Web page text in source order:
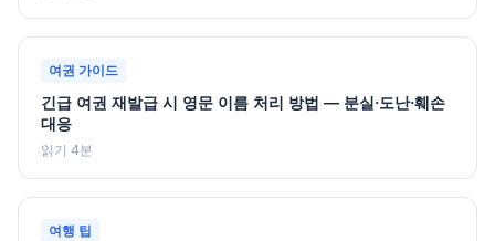
여권 가이드
긴급 여권 재발급 시 영문 이름 처리 방법 — 분실·도난·훼손
대응
읽기 4분
여행 팁